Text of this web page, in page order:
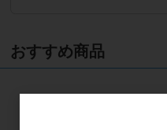
おすすめ商品